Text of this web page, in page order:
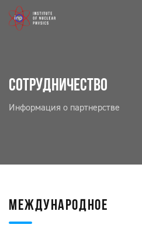
СОТРУДНИЧЕСТВО
Информация о партнерстве
МЕЖДУНАРОДНОЕ